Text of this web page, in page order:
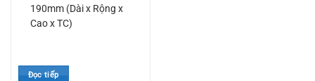
190mm (Dài x Rộng x
Cao x TC)
Đọc tiếp